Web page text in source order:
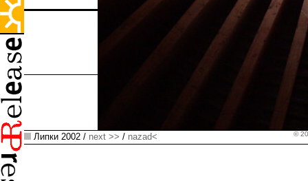
Липки 2002 / next >> / nazad< ©